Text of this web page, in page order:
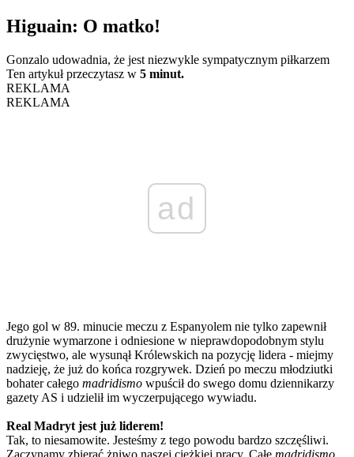
Higuain: O matko!
Gonzalo udowadnia, że jest niezwykle sympatycznym piłkarzem
Ten artykuł przeczytasz w 5 minut.
REKLAMA
REKLAMA
ad
Jego gol w 89. minucie meczu z Espanyolem nie tylko zapewnił
drużynie wymarzone i odniesione w nieprawdopodobnym stylu
zwycięstwo, ale wysunął Królewskich na pozycję lidera - miejmy
nadzieję, że już do końca rozgrywek. Dzień po meczu młodziutki
bohater całego madridismo wpuścił do swego domu dziennikarzy
gazety AS i udzielił im wyczerpującego wywiadu.
Real Madryt jest już liderem!
Tak, to niesamowite. Jesteśmy z tego powodu bardzo szczęśliwi.
Zaczynamy zbierać żniwo naszej ciężkiej pracy. Całe madridismo